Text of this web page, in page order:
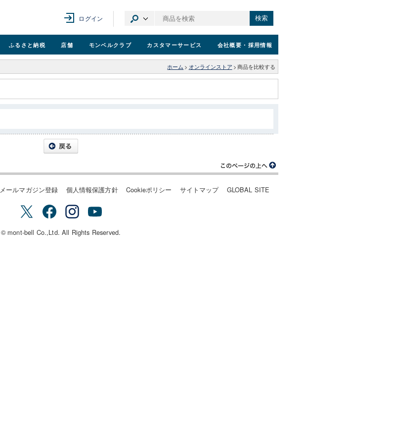
ログイン 検索
ふるさと納税 店舗 モンベルクラブ カスタマーサービス 会社概要 ・採用情報
ホーム > オンラインストア > 商品を比較する
メールマガジン登録 個人情報保護方針 Cookieポリシー サイトマップ GLOBAL SITE
© mont-bell Co.,Ltd. All Rights Reserved.